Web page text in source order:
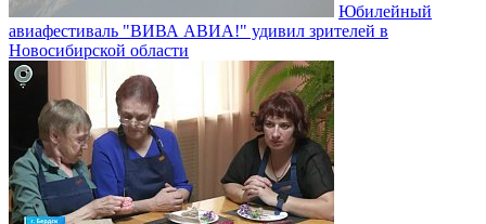
Юбилейный
авиафестиваль "ВИВА АВИА!" удивил зрителей в
Новосибирской области